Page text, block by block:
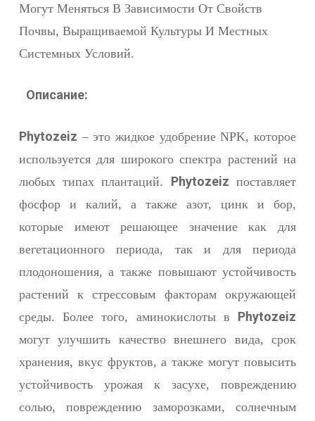
Могут Меняться В Зависимости От Свойств
Почвы, Выращиваемой Культуры И Местных
Системных Условий.
Описание:
Phytozeiz – это жидкое удобрение NPK, которое
используется для широкого спектра растений на
любых типах плантаций. Phytozeiz поставляет
фосфор и калий, а также азот, цинк и бор,
которые имеют решающее значение как для
вегетационного периода, так и для периода
плодоношения, а также повышают устойчивость
растений к стрессовым факторам окружающей
среды. Более того, аминокислоты в Phytozeiz
могут улучшить качество внешнего вида, срок
хранения, вкус фруктов, а также могут повысить
устойчивость урожая к засухе, повреждению
солью, повреждению заморозками, солнечным